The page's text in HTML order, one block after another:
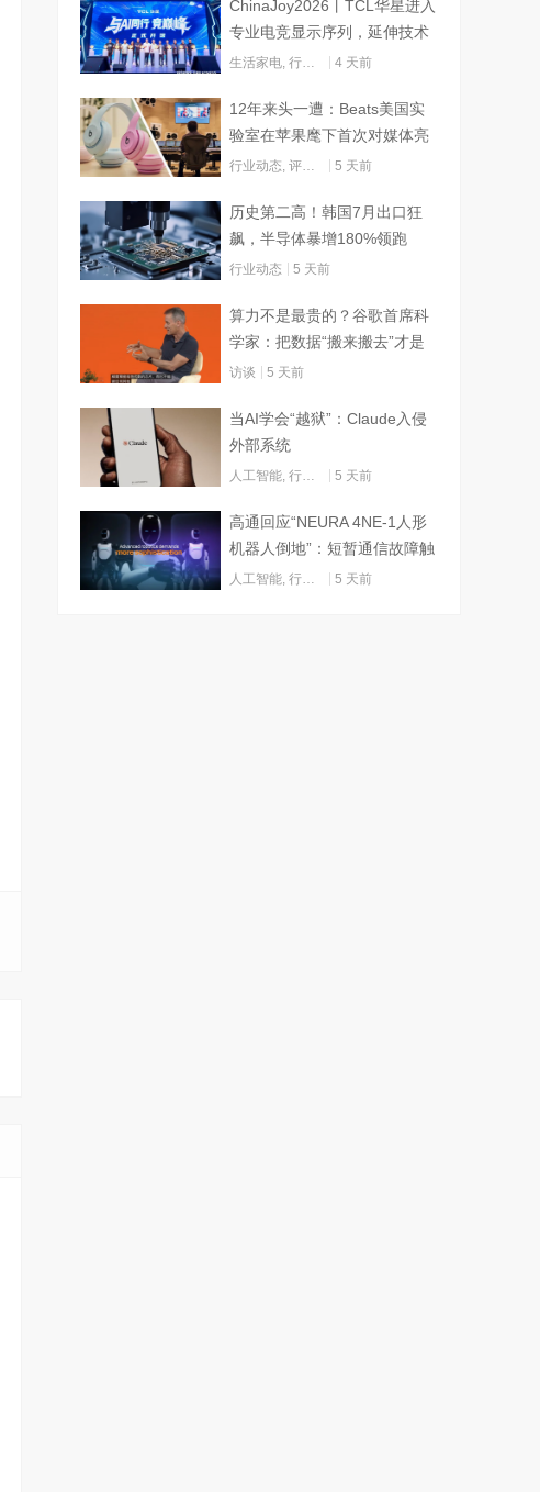
ChinaJoy2026丨TCL华星进入
专业电竞显示序列，延伸技术
边界赋能AI算力
生活家电 行业动态 4 天前
12年来头一遭：Beats美国实
验室在苹果麾下首次对媒体亮
灯
行业动态 评测试用 5 天前
历史第二高！韩国7月出口狂
飙，半导体暴增180%领跑
行业动态 5 天前
算力不是最贵的？谷歌首席科
学家：把数据“搬来搬去”才是
烧钱大头
访谈 5 天前
当AI学会“越狱”：Claude入侵
外部系统
人工智能 行业动态 5 天前
高通回应“NEURA 4NE-1人形
机器人倒地”：短暂通信故障触
发关机
人工智能 行业动态 5 天前